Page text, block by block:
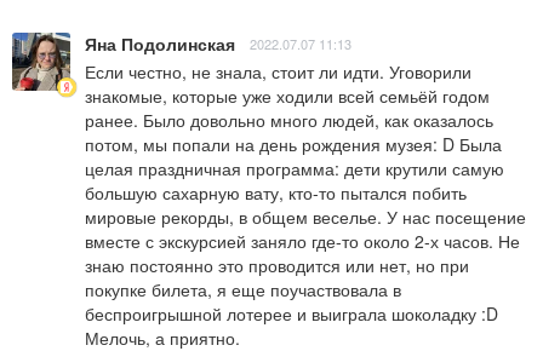
Яна Подолинская 2022.07.07 11:13
Если честно, не знала, стоит ли идти. Уговорили
знакомые, которые уже ходили всей семьёй годом
ранее. Было довольно много людей, как оказалось
потом, мы попали на день рождения музея: D Была
целая праздничная программа: дети крутили самую
большую сахарную вату, кто-то пытался побить
мировые рекорды, в общем веселье. У нас посещение
вместе с экскурсией заняло где-то около 2-х часов. Не
знаю постоянно это проводится или нет, но при
покупке билета, я еще поучаствовала в
беспроигрышной лотерее и выиграла шоколадку :D
Мелочь, а приятно.